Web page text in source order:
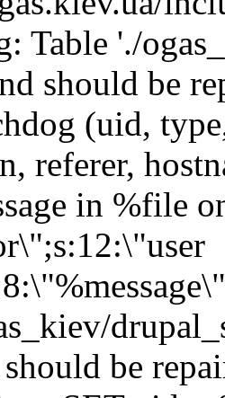
Table './
should be
(uid,
referer,
in %file
should be